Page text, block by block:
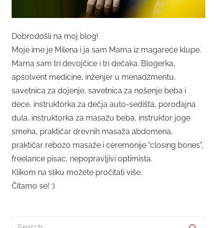
Dobrodošli na moj blog!
Moje ime je Milena i ja sam Mama iz magareće klupe.
Mama sam tri devojčice i tri dečaka. Blogerka,
apsolvent medicine, inženjer u menadžmentu,
savetnica za dojenje, savetnica za nošenje beba i
dece, instruktorka za dečja auto-sedišta, porođajna
dula, instruktorka za masažu beba, instruktor joge
smeha, praktičar drevnih masaža abdomena,
praktičar rebozo masaže i ceremonije "closing bones",
freelance pisac, nepopravljivi optimista.
Klikom na sliku možete pročitati više.
Čitamo se! :)
Search